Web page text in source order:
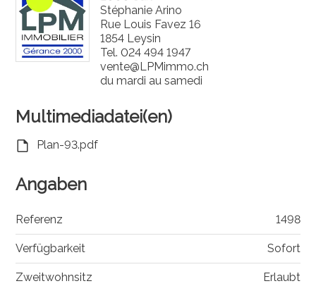
Stéphanie Arino
Rue Louis Favez 16
1854 Leysin
Tel. 024 494 1947
vente@LPMimmo.ch
du mardi au samedi
Multimediadatei(en)
Plan-93.pdf
Angaben
Referenz 1498
Verfügbarkeit Sofort
Zweitwohnsitz Erlaubt